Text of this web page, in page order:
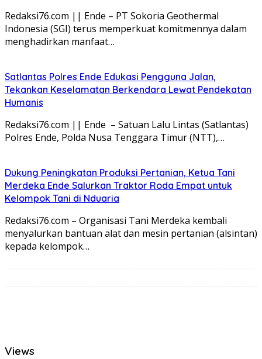
Redaksi76.com || Ende – PT Sokoria Geothermal
Indonesia (SGI) terus memperkuat komitmennya dalam
menghadirkan manfaat…
Satlantas Polres Ende Edukasi Pengguna Jalan,
Tekankan Keselamatan Berkendara Lewat Pendekatan
Humanis
Redaksi76.com || Ende – Satuan Lalu Lintas (Satlantas)
Polres Ende, Polda Nusa Tenggara Timur (NTT),…
Dukung Peningkatan Produksi Pertanian, Ketua Tani
Merdeka Ende Salurkan Traktor Roda Empat untuk
Kelompok Tani di Nduaria
Redaksi76.com – Organisasi Tani Merdeka kembali
menyalurkan bantuan alat dan mesin pertanian (alsintan)
kepada kelompok…
Views